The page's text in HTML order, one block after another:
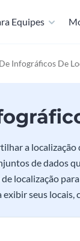
Equipes
Infográficos De
a
de dados
localização
seus